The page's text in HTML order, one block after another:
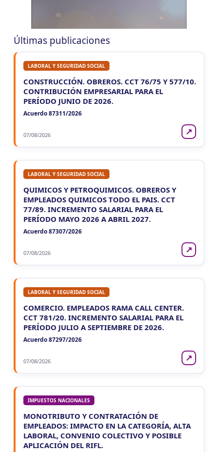
Reg. Unif. Ret. y Perc. Ctes.
Últimas publicaciones
LABORAL Y SEGURIDAD SOCIAL
CONSTRUCCIÓN. OBREROS. CCT 76/75 Y 577/10.
CONTRIBUCIÓN EMPRESARIAL PARA EL
PERÍODO JUNIO DE 2026.
Acuerdo 87311/2026
07/08/2026 ↗
LABORAL Y SEGURIDAD SOCIAL
QUIMICOS Y PETROQUIMICOS. OBREROS Y
EMPLEADOS QUIMICOS TODO EL PAIS. CCT
77/89. INCREMENTO SALARIAL PARA EL
PERÍODO MAYO 2026 A ABRIL 2027.
Acuerdo 87307/2026
07/08/2026 ↗
LABORAL Y SEGURIDAD SOCIAL
COMERCIO. EMPLEADOS RAMA CALL CENTER.
CCT 781/20. INCREMENTO SALARIAL PARA EL
PERÍODO JULIO A SEPTIEMBRE DE 2026.
Acuerdo 87297/2026
07/08/2026 ↗
IMPUESTOS NACIONALES
MONOTRIBUTO Y CONTRATACIÓN DE
EMPLEADOS: IMPACTO EN LA CATEGORÍA, ALTA
LABORAL, CONVENIO COLECTIVO Y POSIBLE
APLICACIÓN DEL RIFL.